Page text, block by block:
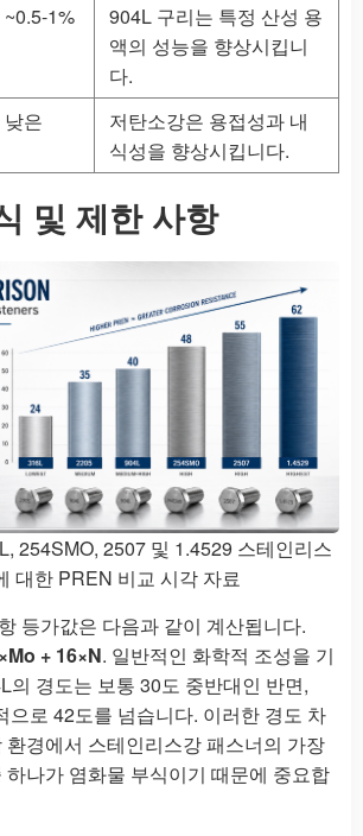
~0.5-1%
904L 구리는 특정 산성 용
액의 성능을 향상시킵니
다.
낮은
저탄소강은 용접성과 내
식성을 향상시킵니다.
및 제한 사항
254SMO, 2507 및 1.4529 스테인리스
대한 PREN 비교 시각 자료
등가값은 다음과 같이 계산됩니다.
+ 16×N. 일반적인 화학적 조성을 기
의 경도는 보통 30도 중반대인 반면,
으로 42도를 넘습니다. 이러한 경도 차
환경에서 스테인리스강 패스너의 가장
하나가 염화물 부식이기 때문에 중요합